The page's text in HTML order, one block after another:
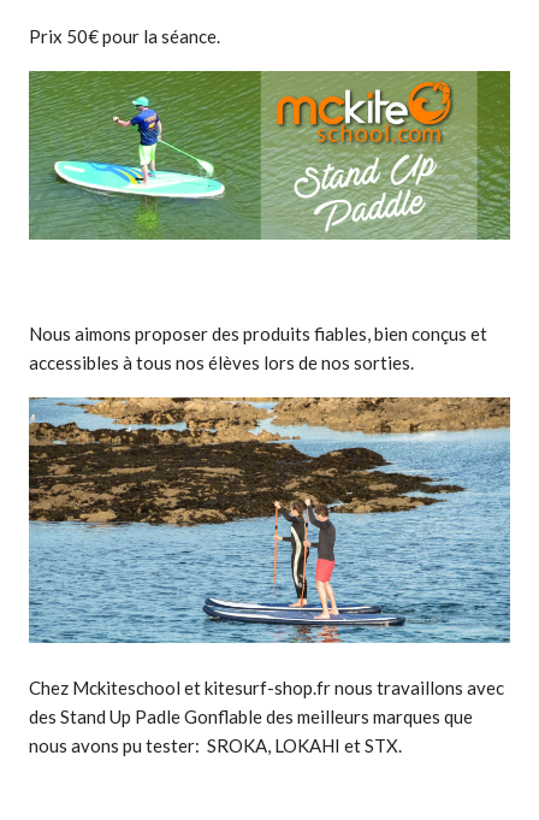
Prix 50€ pour la séance.
Nous aimons proposer des produits fiables, bien conçus et
accessibles à tous nos élèves lors de nos sorties.
Chez Mckiteschool et kitesurf-shop.fr nous travaillons avec
des Stand Up Padle Gonflable des meilleurs marques que
nous avons pu tester: SROKA, LOKAHI et STX.